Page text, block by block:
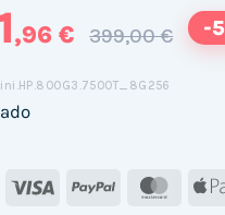
,96 € 399,00 € -
Visa PayPal